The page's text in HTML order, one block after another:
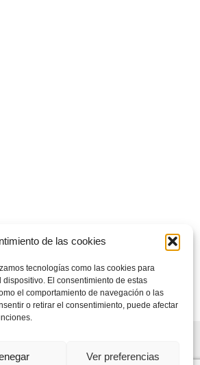
de las cookies
tecnologías como las cookies para
El consentimiento de estas
el comportamiento de navegación o las
o retirar el consentimiento, puede afectar
Ver preferencias